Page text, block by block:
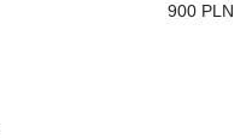
900 PLN